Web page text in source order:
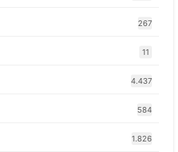
267
11
4.437
584
1.826